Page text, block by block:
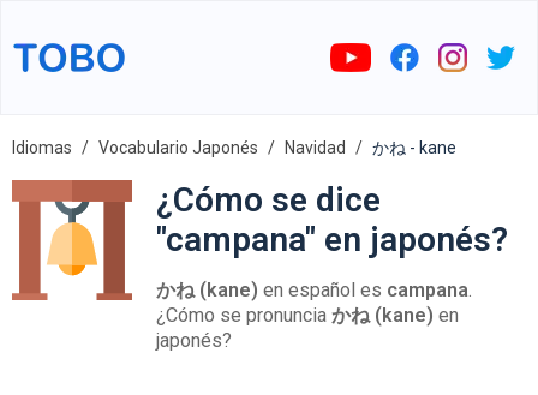
Idiomas Vocabulario Japonés Navidad かね - kane
¿Cómo se dice
"campana" en japonés?
かね (kane) en español es campana.
¿Cómo se pronuncia かね (kane) en
japonés?